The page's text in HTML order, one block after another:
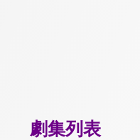
劇集列表